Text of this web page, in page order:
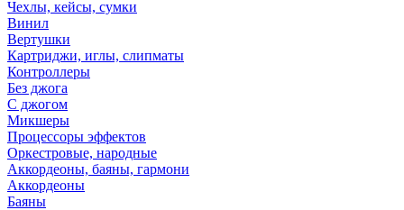
Чехлы, кейсы, сумки
Винил
Вертушки
Картриджи, иглы, слипматы
Контроллеры
Без джога
С джогом
Микшеры
Процессоры эффектов
Оркестровые, народные
Аккордеоны, баяны, гармони
Аккордеоны
Баяны